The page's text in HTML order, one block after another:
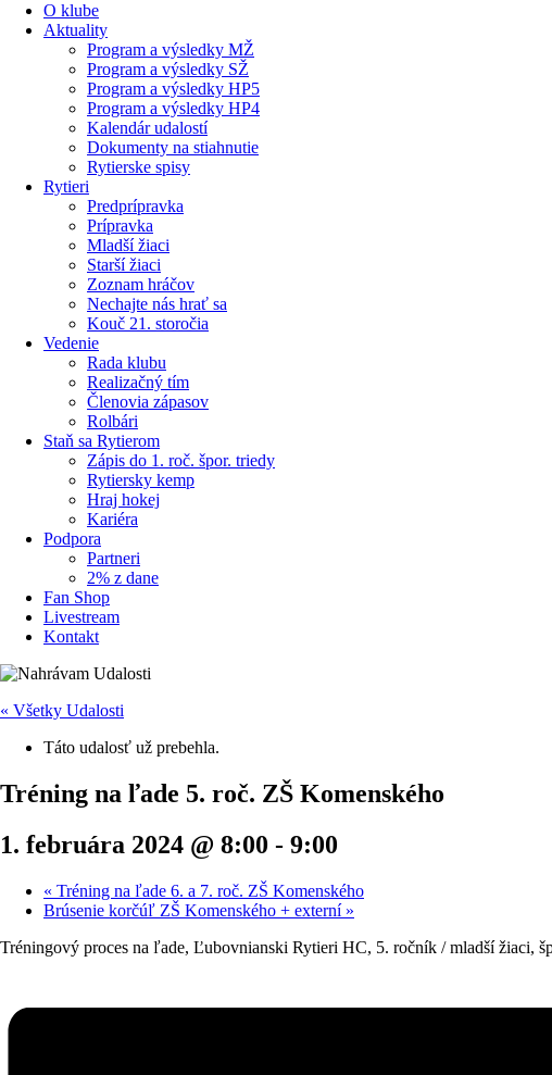
O klube
Aktuality
Program a výsledky MŽ
Program a výsledky SŽ
Program a výsledky HP5
Program a výsledky HP4
Kalendár udalostí
Dokumenty na stiahnutie
Rytierske spisy
Rytieri
Predprípravka
Prípravka
Mladší žiaci
Starší žiaci
Zoznam hráčov
Nechajte nás hrať sa
Kouč 21. storočia
Vedenie
Rada klubu
Realizačný tím
Členovia zápasov
Rolbári
Staň sa Rytierom
Zápis do 1. roč. špor. triedy
Rytiersky kemp
Hraj hokej
Kariéra
Podpora
Partneri
2% z dane
Fan Shop
Livestream
Kontakt
« Všetky Udalosti
Táto udalosť už prebehla.
Tréning na ľade 5. roč. ZŠ Komenského
1. februára 2024 @ 8:00 - 9:00
« Tréning na ľade 6. a 7. roč. ZŠ Komenského
Brúsenie korčúľ ZŠ Komenského + externí »
Tréningový proces na ľade, Ľubovnianski Rytieri HC, 5. ročník / mladší žiaci,